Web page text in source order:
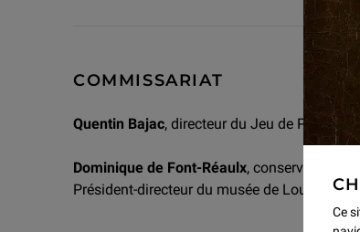
Ce
COMMISSARIAT
Quentin Bajac, directeur du Jeu de Paume.
Dominique de Font-Réaulx, conservateur
Président-directeur du musée de Louvre.